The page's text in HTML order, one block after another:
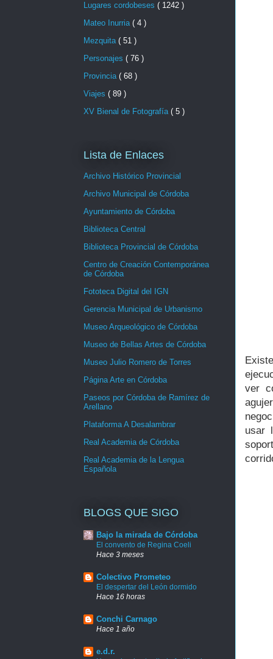
ver
usar
Lugares cordobeses ( 1242 )
Mateo Inurria ( 4 )
Mezquita ( 51 )
Personajes ( 76 )
Provincia ( 68 )
Viajes ( 89 )
XV Bienal de Fotografía ( 5 )
Lista de Enlaces
Archivo Histórico Provincial
Archivo Municipal de Córdoba
Ayuntamiento de Córdoba
Biblioteca Central
Biblioteca Provincial de Córdoba
Centro de Creación Contemporánea
de Córdoba
Fototeca Digital del IGN
Gerencia Municipal de Urbanismo
Museo Arqueológico de Córdoba
Museo de Bellas Artes de Córdoba
Museo Julio Romero de Torres
Página Arte en Córdoba
Paseos por Córdoba de Ramírez de
Arellano
Plataforma A Desalambrar
Real Academia de Córdoba
Real Academia de la Lengua
Española
BLOGS QUE SIGO
Bajo la mirada de Córdoba
El convento de Regina Coeli
Hace 3 meses
Colectivo Prometeo
El despertar del León dormido
Hace 16 horas
Conchi Carnago
Hace 1 año
e.d.r.